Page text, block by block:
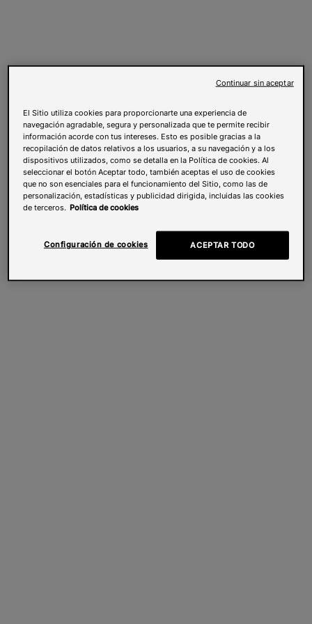
El Sitio utiliza cookies para proporcionarte una experiencia de
navegación agradable, segura y personalizada que te permite recibir
información acorde con tus intereses. Esto es posible gracias a la
recopilación de datos relativos a los usuarios, a su navegación y a los
dispositivos utilizados, como se detalla en la Política de cookies. Al
seleccionar el botón Aceptar todo, también aceptas el uso de cookies
que no son esenciales para el funcionamiento del Sitio, como las de
personalización, estadísticas y publicidad dirigida, incluidas las cookies
de terceros. Política de cookies
Configuración de cookies ACEPTAR TODO
Continuar sin aceptar